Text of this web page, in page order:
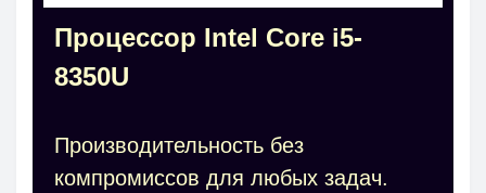
Процессор Intel Core i5-
8350U
Производительность без
компромиссов для любых задач.